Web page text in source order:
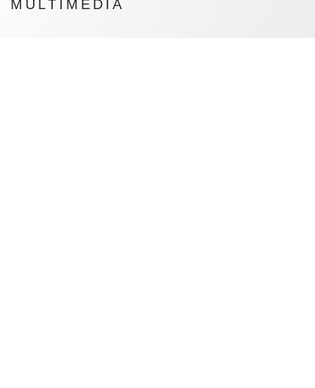
MULTIMEDIA